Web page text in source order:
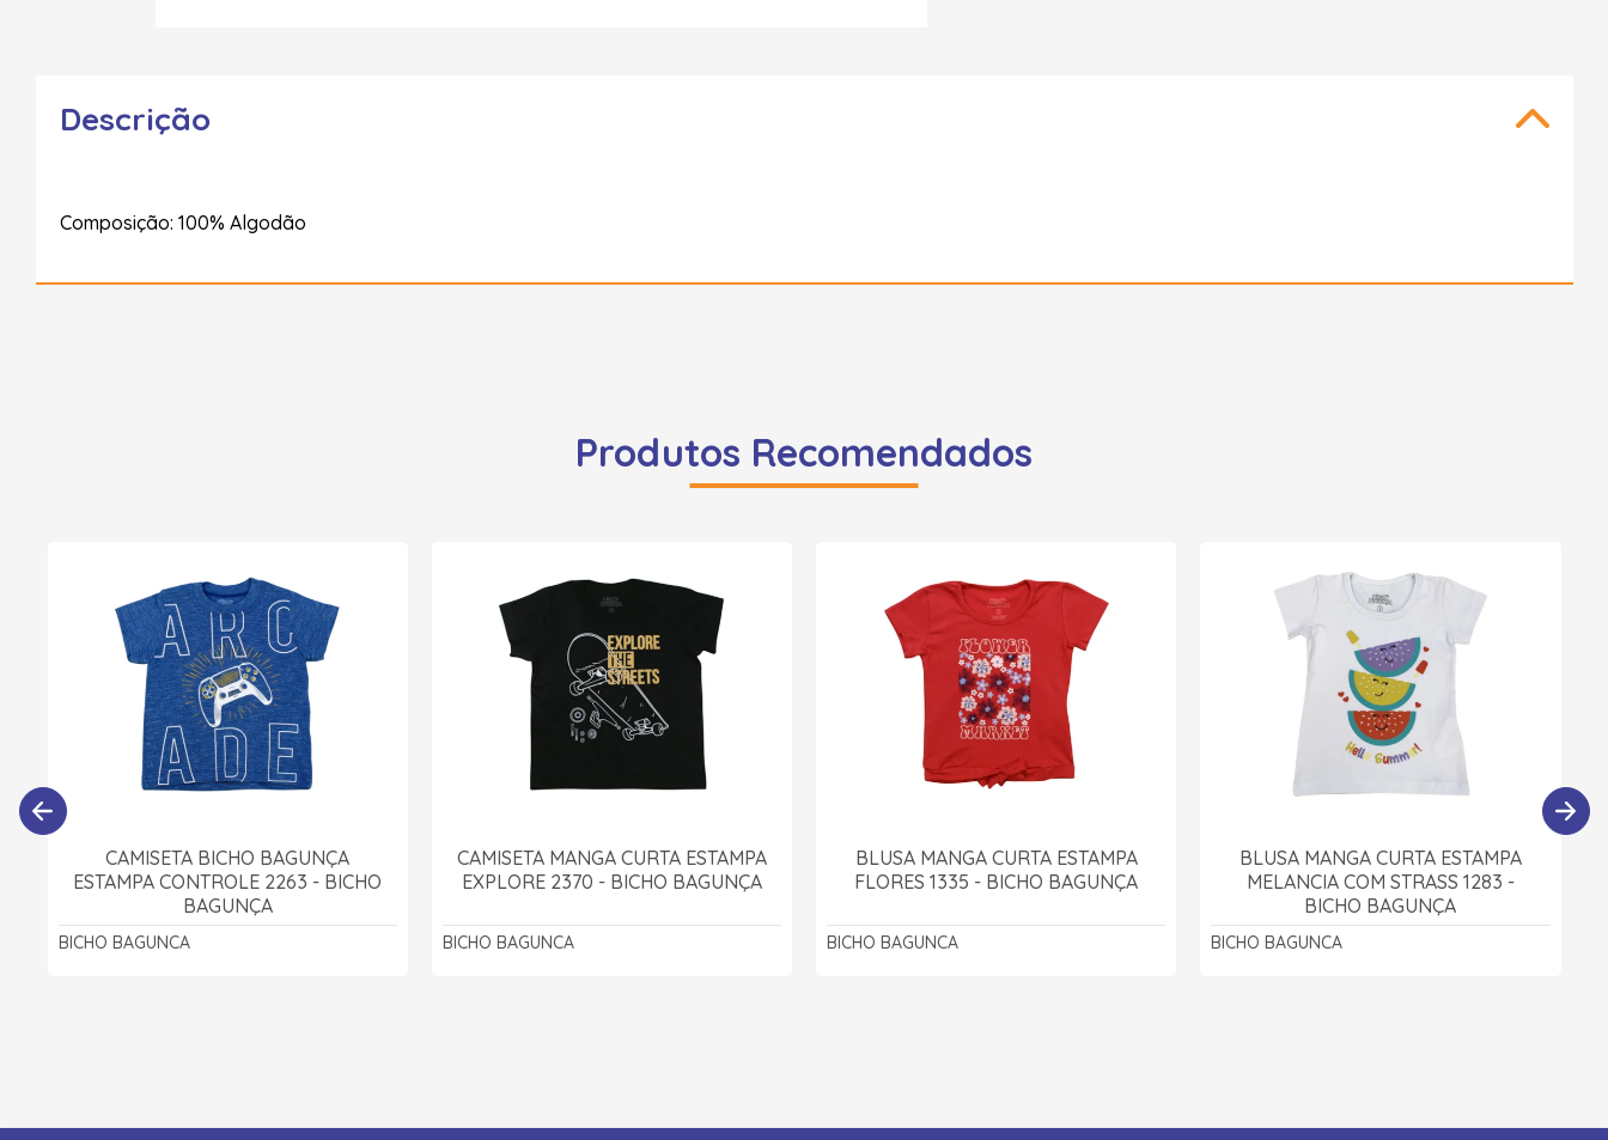
Descrição
Composição: 100% Algodão
Produtos Recomendados
CAMISETA BICHO BAGUNÇA
ESTAMPA CONTROLE 2263 - BICHO
BAGUNÇA
BICHO BAGUNCA
CAMISETA MANGA CURTA ESTAMPA
EXPLORE 2370 - BICHO BAGUNÇA
BICHO BAGUNCA
BLUSA MANGA CURTA ESTAMPA
FLORES 1335 - BICHO BAGUNÇA
BICHO BAGUNCA
BLUSA MANGA CURTA ESTAMPA
MELANCIA COM STRASS 1283 -
BICHO BAGUNÇA
BICHO BAGUNCA